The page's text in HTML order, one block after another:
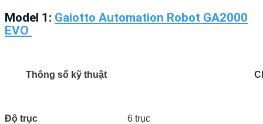
Model 1: Gaiotto Automation Robot GA2000
EVO
Thông số kỹ thuật
Độ trục 6 trục